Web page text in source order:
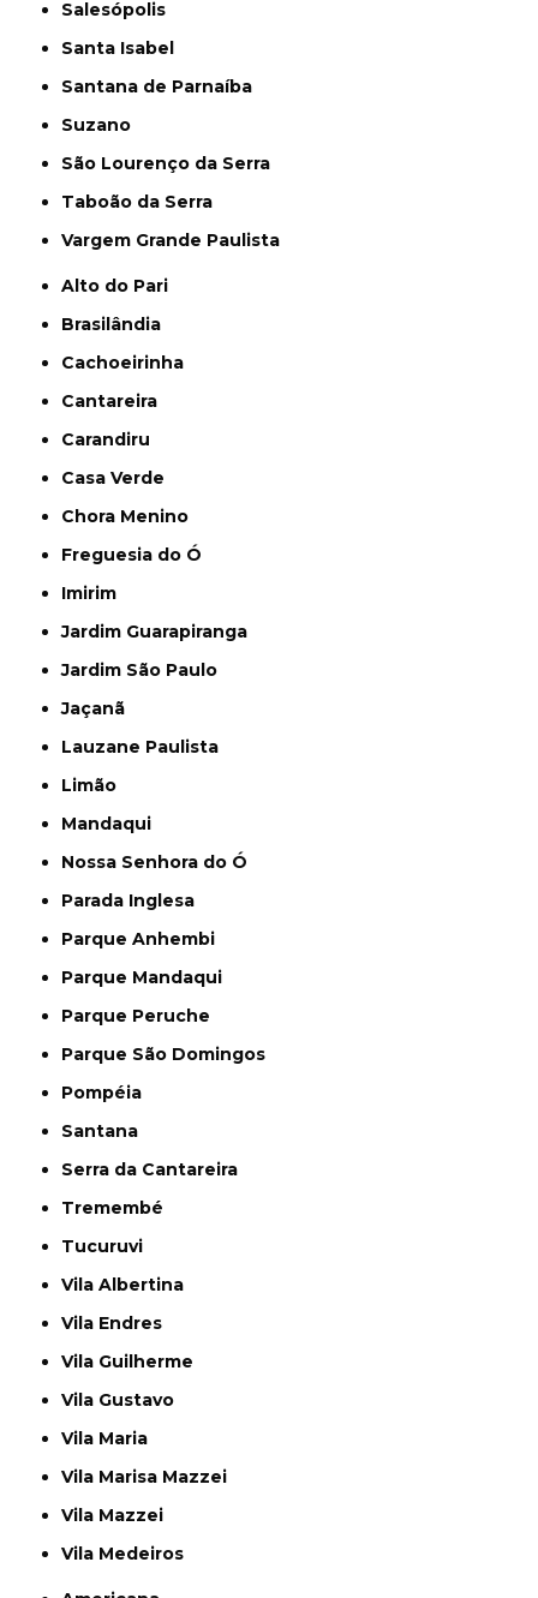
Salesópolis
Santa Isabel
Santana de Parnaíba
Suzano
São Lourenço da Serra
Taboão da Serra
Vargem Grande Paulista
Alto do Pari
Brasilândia
Cachoeirinha
Cantareira
Carandiru
Casa Verde
Chora Menino
Freguesia do Ó
Imirim
Jardim Guarapiranga
Jardim São Paulo
Jaçanã
Lauzane Paulista
Limão
Mandaqui
Nossa Senhora do Ó
Parada Inglesa
Parque Anhembi
Parque Mandaqui
Parque Peruche
Parque São Domingos
Pompéia
Santana
Serra da Cantareira
Tremembé
Tucuruvi
Vila Albertina
Vila Endres
Vila Guilherme
Vila Gustavo
Vila Maria
Vila Marisa Mazzei
Vila Mazzei
Vila Medeiros